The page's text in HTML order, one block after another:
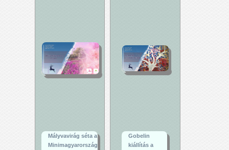
Mályvavirág séta a
Minimagyarország
Gobelin
kiállítás a